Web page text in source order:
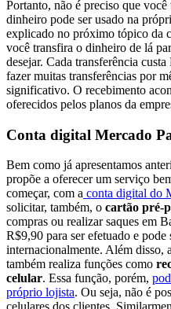
Portanto, não é preciso que
dinheiro pode ser usado na
explicado no próximo tópico da
você transfira o dinheiro de lá
desejar. Cada transferência
fazer muitas transferências por
significativo. O recebimento
oferecidos pelos planos da
Conta digital Mercado
Bem como já apresentamos
propõe a oferecer um serviço
começar, com a conta digital do
solicitar, também, o cartão pré-
compras ou realizar saques em
R$9,90 para ser efetuado e
internacionalmente. Além disso,
também realiza funções como
celular. Essa função, porém,
próprio lojista. Ou seja, não é